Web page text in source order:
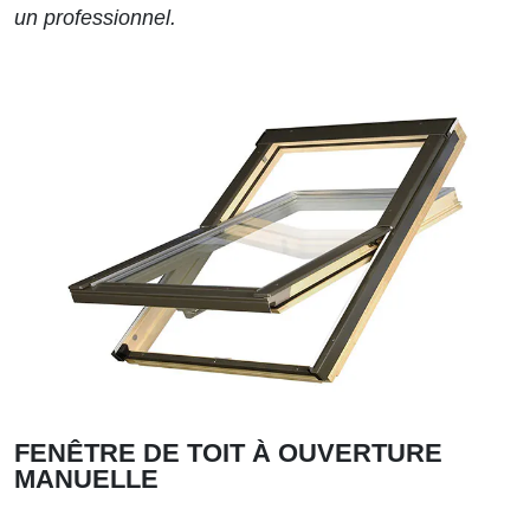
un professionnel.
FENÊTRE DE TOIT À OUVERTURE
MANUELLE